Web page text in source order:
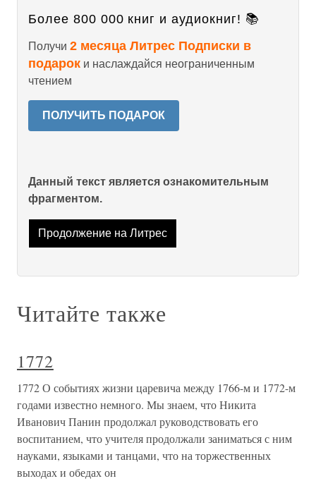
Более 800 000 книг и аудиокниг! 📚
Получи 2 месяца Литрес Подписки в
подарок и наслаждайся неограниченным
чтением
ПОЛУЧИТЬ ПОДАРОК
Данный текст является ознакомительным
фрагментом.
Продолжение на Литрес
Читайте также
1772
1772 О событиях жизни царевича между 1766-м и 1772-м
годами известно немного. Мы знаем, что Никита
Иванович Панин продолжал руководствовать его
воспитанием, что учителя продолжали заниматься с ним
науками, языками и танцами, что на торжественных
выходах и обедах он